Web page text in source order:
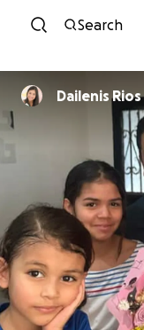
Search
Dailenis Rios